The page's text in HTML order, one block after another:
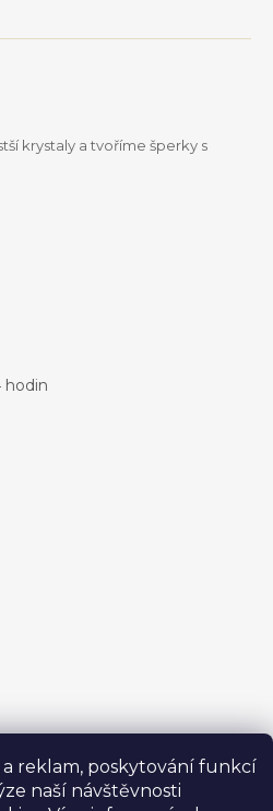
a reklam, poskytování funkcí
naší návštěvnosti
krystaly a tvoříme šperky s
hodin